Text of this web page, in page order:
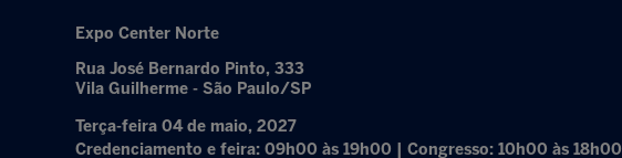
Expo Center Norte
Rua José Bernardo Pinto, 333
Vila Guilherme - São Paulo/SP
Terça-feira 04 de maio, 2027
Credenciamento e feira: 09h00 às 19h00 | Congresso: 10h00 às 18h00